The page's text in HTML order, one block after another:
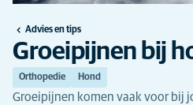
Advies en tips
Groeipijnen bij
Orthopedie Hond
Groeipijnen komen vaak voor bij